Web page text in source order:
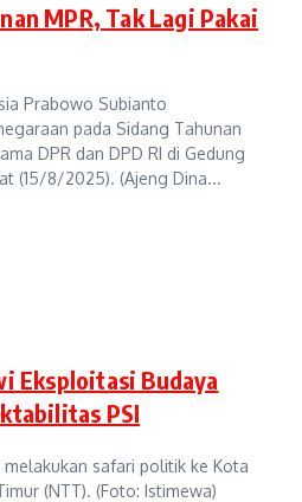
MPR, Tak Lagi Pakai
Prabowo Subianto
pada Sidang Tahunan
DPR dan DPD RI di Gedung
(15/8/2025). (Ajeng Dina...
Eksploitasi Budaya
PSI
safari politik ke Kota
(NTT). (Foto: Istimewa)